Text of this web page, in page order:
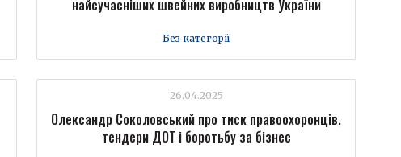
найсучасніших швейних виробництв України
Без категорії
26.04.2025
Олександр Соколовський про тиск правоохоронців,
тендери ДОТ і боротьбу за бізнес